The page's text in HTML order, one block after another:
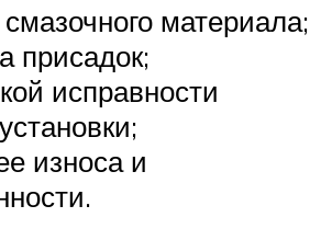
смазочного материала;
присадок;
исправности
износа и